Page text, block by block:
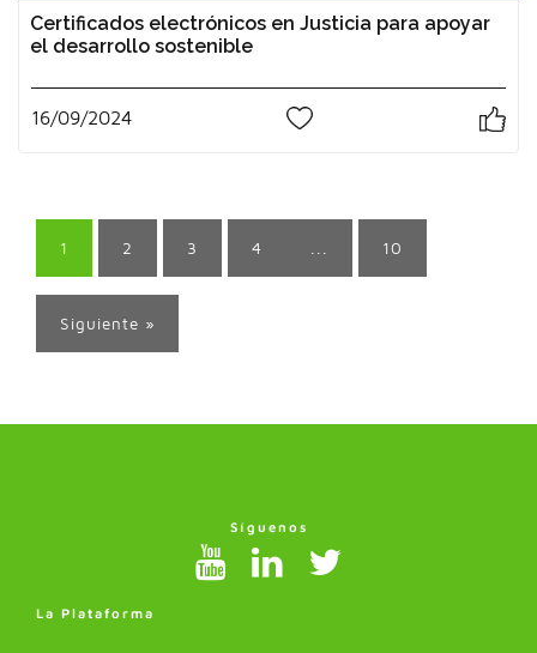
Certificados electrónicos en Justicia para apoyar
el desarrollo sostenible
16/09/2024
1 2 3 4 ... 10
Siguiente »
Síguenos
La Plataforma